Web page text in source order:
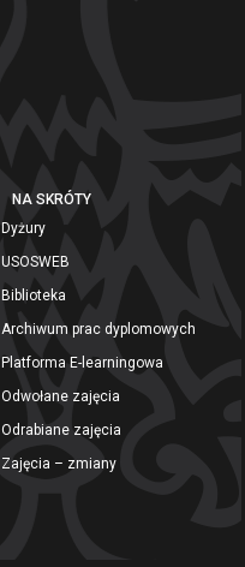
NA SKRÓTY
Dyżury
USOSWEB
Biblioteka
Archiwum prac dyplomowych
Platforma E-learningowa
Odwołane zajęcia
Odrabiane zajęcia
Zajęcia – zmiany